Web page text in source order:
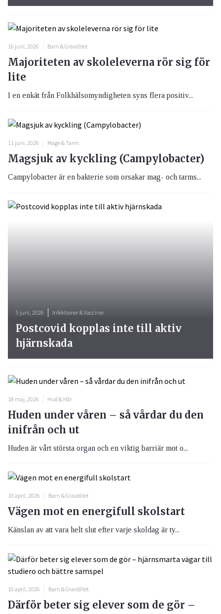
16 juni, 2026 Barn & Graviditet
Majoriteten av skoleleverna rör sig för
lite
I en enkät från Folkhälsomyndigheten syns flera positiv...
11 juni, 2026 Mage & Tarm
Magsjuk av kyckling (Campylobacter)
Campylobacter är en bakterie som orsakar mag- och tarms...
5 juni, 2026 Infektioner & Vacciner
Postcovid kopplas inte till aktiv
hjärnskada
18 maj, 2026 Hud & Hår
Huden under våren – så vårdar du den
inifrån och ut
Huden är vårt största organ och en viktig barriär mot o...
10 april, 2026 Barn & Graviditet
Vägen mot en energifull skolstart
Känslan av att vara helt slut efter varje skoldag är ty...
10 april, 2026 Barn & Graviditet
Därför beter sig elever som de gör –